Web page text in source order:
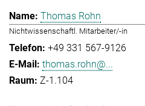
Thomas Rohn
Nichtwissenschaftl. Mitarbeiter/-in
+49 331 567-9126
thomas.rohn@...
Z-1.104